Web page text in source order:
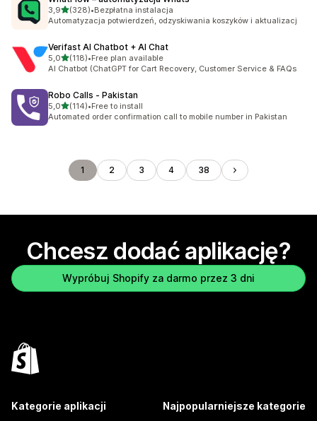
3,9na 5 gwiazdek
(328)
Łączna liczba recenzji: 328
•Bezpłatna instalacja
Automatyzacja potwierdzeń, odzyskiwania koszyków i aktualizacj
Verifast AI Chatbot + AI Chat
5,0na 5 gwiazdek
(118)
Łączna liczba recenzji: 118
•Free plan available
AI Chatbot (ChatGPT for Cart Recovery, Customer Service & FAQs
Robo Calls ‑ Pakistan
5,0na 5 gwiazdek
(114)
Łączna liczba recenzji: 114
•Free to install
Automated order confirmation call to mobile number in Pakistan
1 2 3 4 38
Chcesz dodać aplikację?
Wypróbuj Shopify za darmo przez 3 dni
Kategorie aplikacji Najpopularniejsze kategorie